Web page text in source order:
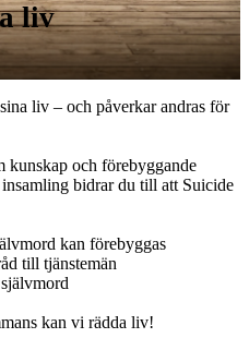
liv
liv – och påverkar andras för
kunskap och förebyggande
insamling bidrar du till att Suicide
kan förebyggas
till tjänstemän
kan vi rädda liv!